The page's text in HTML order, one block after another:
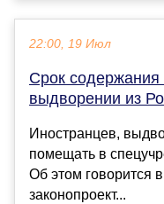
22:00, 19 Июл
Срок содержания
выдворении из
Иностранцев,
помещать в
Об этом говорится
законопроект...